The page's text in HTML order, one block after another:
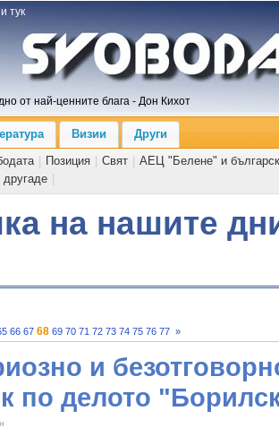
тук
от най-ценните блага - Дон Кихот
Визии
Други
Позиция Свят
АЕЦ "Белене" и
на нашите
66 67 68 69 70 71 72 73 74 75 76 77 »
и
по делото